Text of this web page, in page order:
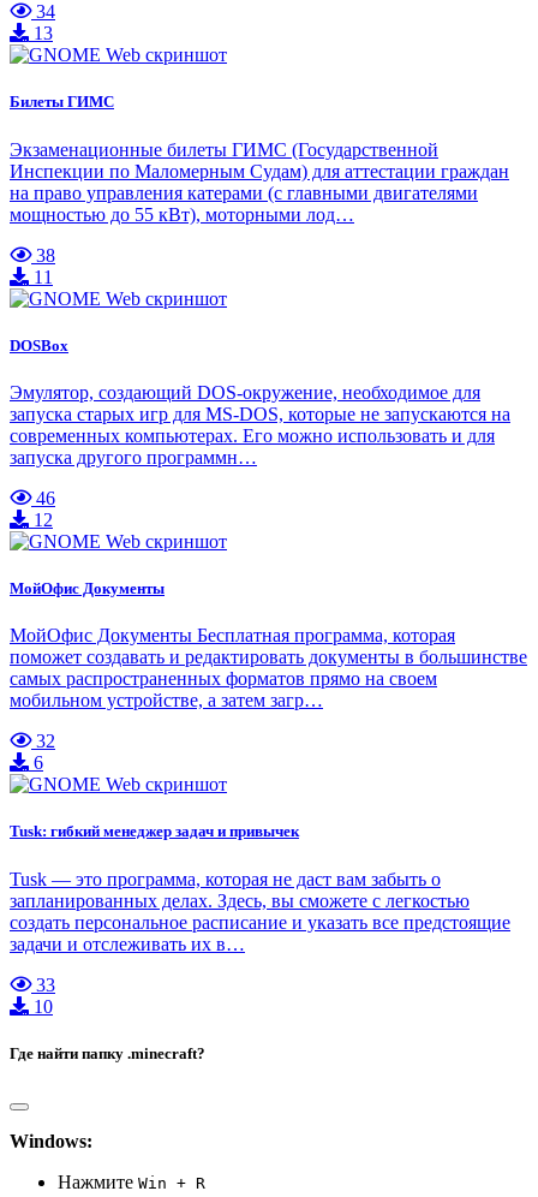
34
13
Билеты ГИМС
Экзаменационные билеты ГИМС (Государственной
Инспекции по Маломерным Судам) для аттестации граждан
на право управления катерами (с главными двигателями
мощностью до 55 кВт), моторными лод…
38
11
DOSBox
Эмулятор, создающий DOS-окружение, необходимое для
запуска старых игр для MS-DOS, которые не запускаются на
современных компьютерах. Его можно использовать и для
запуска другого программн…
46
12
МойОфис Документы
МойОфис Документы Бесплатная программа, которая
поможет создавать и редактировать документы в большинстве
самых распространенных форматов прямо на своем
мобильном устройстве, а затем загр…
32
6
Tusk: гибкий менеджер задач и привычек
Tusk — это программа, которая не даст вам забыть о
запланированных делах. Здесь, вы сможете с легкостью
создать персональное расписание и указать все предстоящие
задачи и отслеживать их в…
33
10
Где найти папку .minecraft?
Windows:
Нажмите Win + R